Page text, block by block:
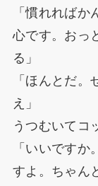
「慣れれば
心です。おっ
る」
「ほんとだ
え」
うつむいてコ
「いいです
すよ。ちゃん